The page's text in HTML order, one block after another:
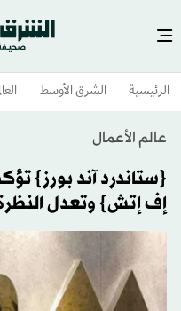
الرئيسية الشرق الأوسط​
عالم الأعمال
{ستاندرد آند بورز}
إف إتش} وتعدل